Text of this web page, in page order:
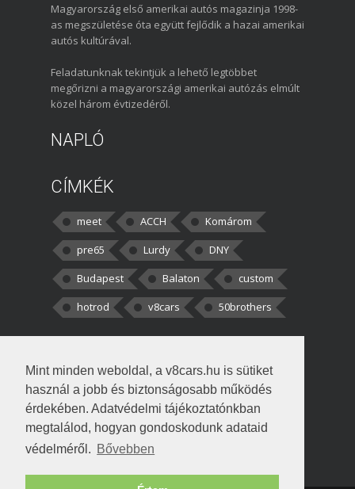
Mint minden weboldal, a v8cars.hu is sütiket
használ a jobb és biztonságosabb működés
érdekében. Adatvédelmi tájékoztatónkban
megtalálod, hogyan gondoskodunk adataid
védelméről. Bővebben
Magyarország első amerikai autós magazinja 1998-
as megszületése óta együtt fejlődik a hazai amerikai
autós kultúrával.
Feladatunknak tekintjük a lehető legtöbbet
megőrizni a magyarországi amerikai autózás elmúlt
közel három évtizedéről.
NAPLÓ
CÍMKÉK
meet ACCH
Komárom
pre65
Lurdy
DNY
Budapest
Balaton
custom
hotrod
v8cars 50brothers
kortisz:Elszúrtam! Én csak két
darabbaal számoltam. Nem tudtam, hogy fél autót,
Béke:
!fasza Örültem is nagyon, amikor